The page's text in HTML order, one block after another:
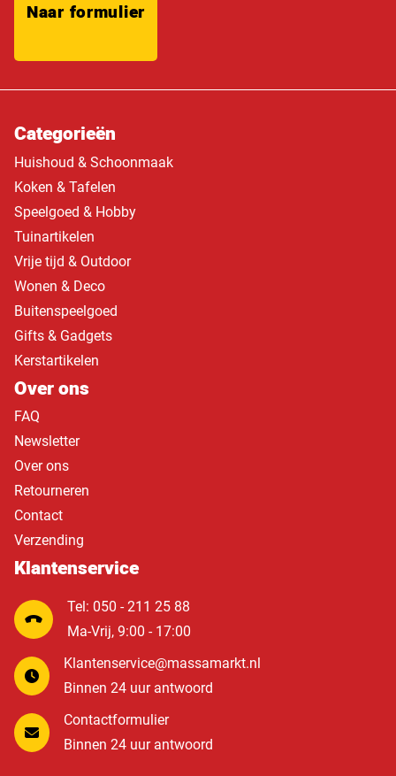
Naar formulier
Categorieën
Huishoud & Schoonmaak
Koken & Tafelen
Speelgoed & Hobby
Tuinartikelen
Vrije tijd & Outdoor
Wonen & Deco
Buitenspeelgoed
Gifts & Gadgets
Kerstartikelen
Over ons
FAQ
Newsletter
Over ons
Retourneren
Contact
Verzending
Klantenservice
Tel: 050 - 211 25 88
Ma-Vrij, 9:00 - 17:00
Klantenservice@massamarkt.nl
Binnen 24 uur antwoord
Contactformulier
Binnen 24 uur antwoord